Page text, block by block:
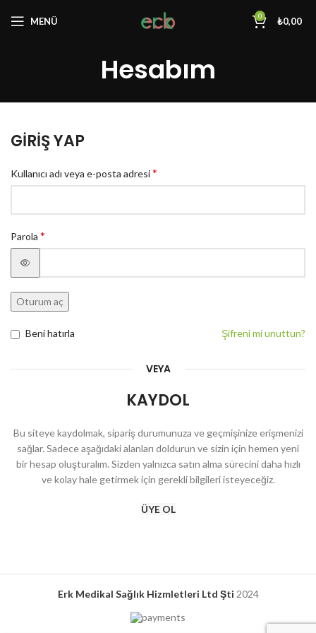
MENÜ 0 ₺0,00
Hesabım
GIRIŞ YAP
Kullanıcı adı veya e-posta adresi*
Parola *
Oturum aç
Şifreni mi unuttun?
Beni hatırla
VEYA
KAYDOL
Bu siteye kaydolmak, sipariş durumunuza ve geçmişinize erişmenizi
sağlar. Sadece aşağıdaki alanları doldurun ve sizin için hemen yeni
bir hesap oluşturalım. Sizden yalnızca satın alma sürecini daha hızlı
ve kolay hale getirmek için gerekli bilgileri isteyeceğiz.
ÜYE OL
Erk Medikal Sağlık Hizmletleri Ltd Şti 2024